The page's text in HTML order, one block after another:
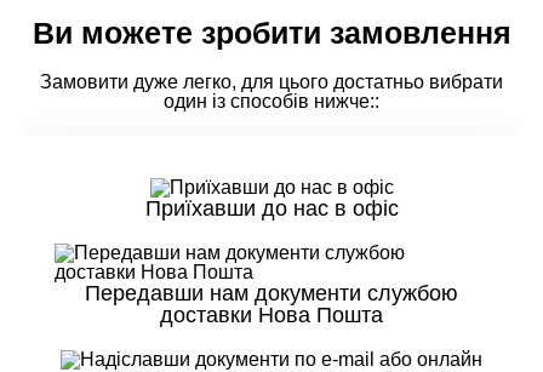
Ви можете зробити замовлення
Замовити дуже легко, для цього достатньо вибрати
один із способів нижче::
Приїхавши до нас в офіс
Передавши нам документи службою
доставки Нова Пошта